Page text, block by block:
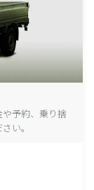
予約、乗り捨
い。